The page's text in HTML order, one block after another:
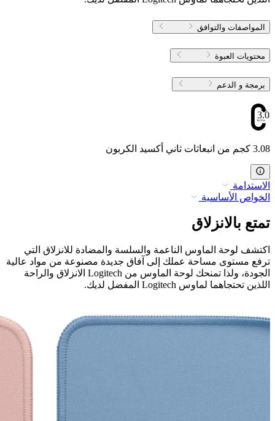
المواصفات والتوافق
محتويات العبوة
برمجة و الدعم
3.08
3.08 كجم من انبعاثات ثاني أكسيد الكربون
الاستدامة
الخواص الأساسية
تمتع بالانزلاق
اكتشف لوحة الماوس الناعمة والسلسة والمضادة للانزلاق التي
ترفع مستوى مساحة عملك إلى آفاق جديدة مصنوعة من مواد عالية
الجودة، ولذا تمنحك لوحة الماوس من Logitech الانزلاق والراحة
اللذين تحتجاهما لماوس Logitech المفضل لديك.